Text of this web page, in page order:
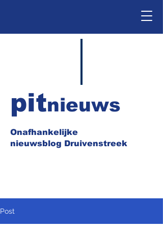
Onafhankelijke
nieuwsblog Druivenstreek
pitnieuws
Post